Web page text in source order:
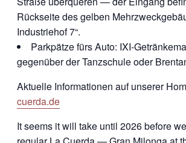
Rückseite des gelben
Industriehof 7“.
Parkpätze fürs Auto: IXI-
gegenüber der Tanzschule oder
Aktuelle Informationen auf unserer
cuerda.de
It seems it will take until 2026 before